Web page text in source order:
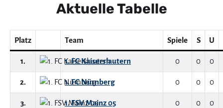
Aktuelle Tabelle
Platz Team Spiele S U
1. 1. FC Kaiserslautern 0 0 0
2. 1. FC Nürnberg 0 0 0
3. 1. FSV Mainz 05 0 0 0